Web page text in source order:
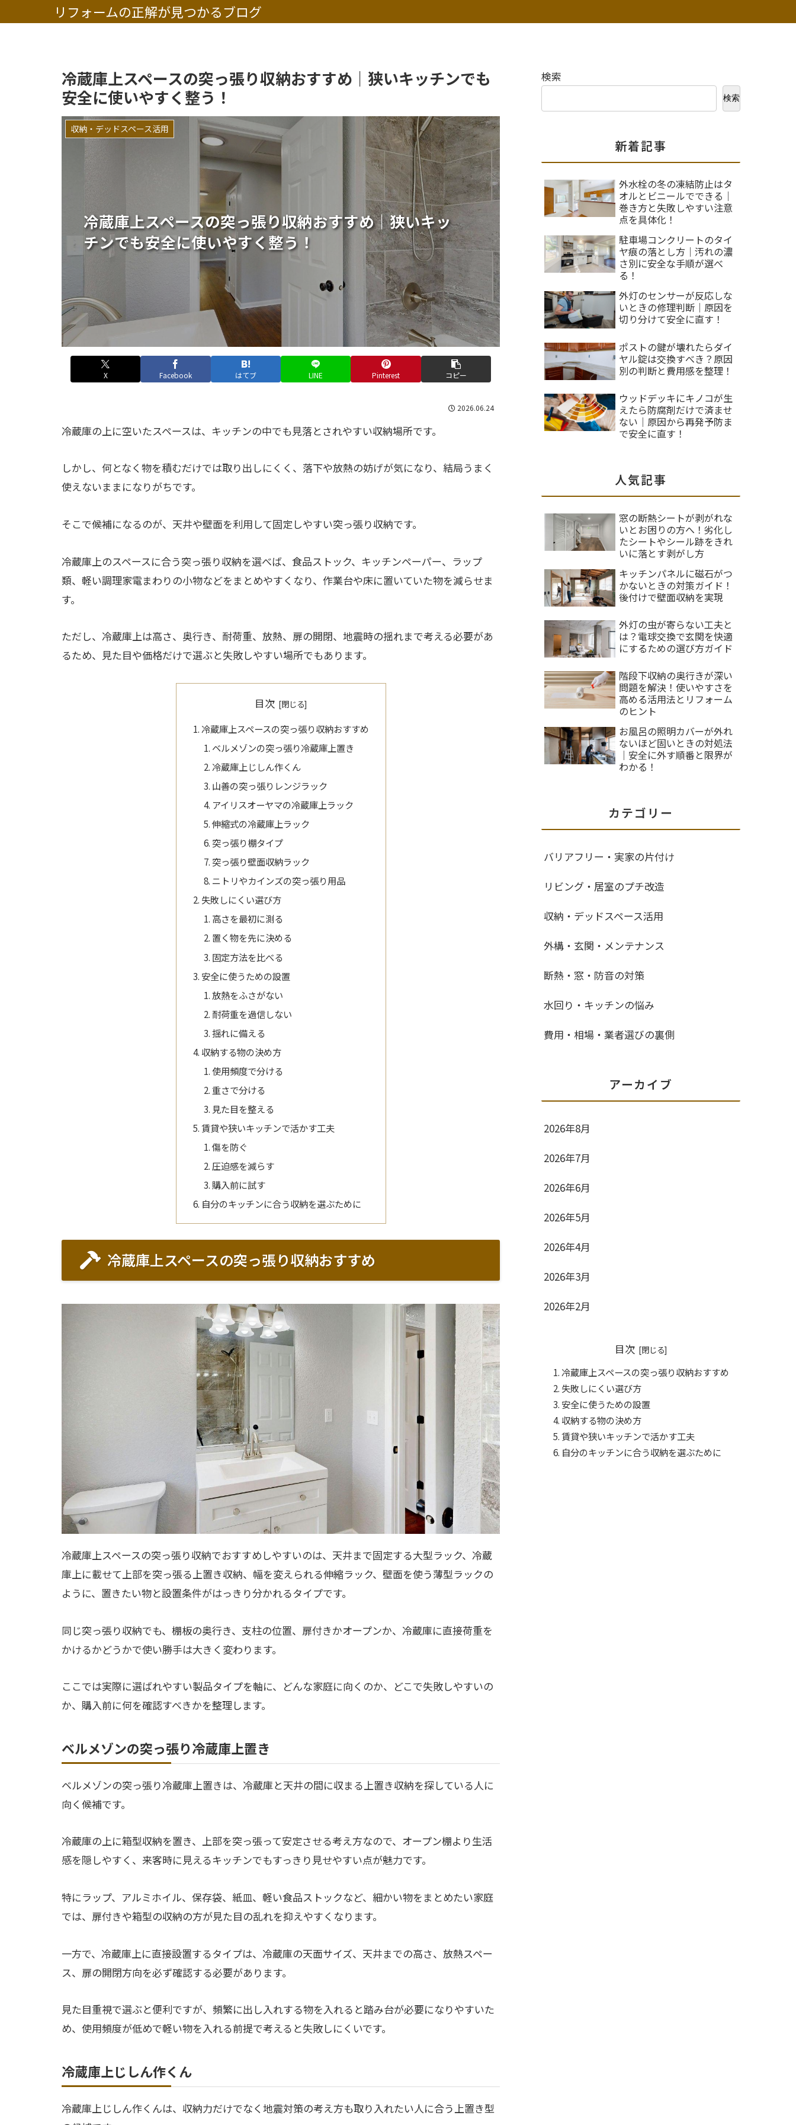
リフォームの正解が見つかるブログ
冷蔵庫上スペースの突っ張り収納おすすめ｜狭いキッチンでも
安全に使いやすく整う！
冷蔵庫上スペースの突っ張り収納おすすめ｜狭いキッ
チンでも安全に使いやすく整う！
収納・デッドスペース活用
X Facebook はてブ LINE Pinterest コピー
2026.06.24
冷蔵庫の上に空いたスペースは、キッチンの中でも見落とされやすい収納場所です。
しかし、何となく物を積むだけでは取り出しにくく、落下や放熱の妨げが気になり、結局うまく
使えないままになりがちです。
そこで候補になるのが、天井や壁面を利用して固定しやすい突っ張り収納です。
冷蔵庫上のスペースに合う突っ張り収納を選べば、食品ストック、キッチンペーパー、ラップ
類、軽い調理家電まわりの小物などをまとめやすくなり、作業台や床に置いていた物を減らせま
す。
ただし、冷蔵庫上は高さ、奥行き、耐荷重、放熱、扉の開閉、地震時の揺れまで考える必要があ
るため、見た目や価格だけで選ぶと失敗しやすい場所でもあります。
目次
冷蔵庫上スペースの突っ張り収納おすすめ
ベルメゾンの突っ張り冷蔵庫上置き
冷蔵庫上じしん作くん
山善の突っ張りレンジラック
アイリスオーヤマの冷蔵庫上ラック
伸縮式の冷蔵庫上ラック
突っ張り棚タイプ
突っ張り壁面収納ラック
ニトリやカインズの突っ張り用品
失敗しにくい選び方
高さを最初に測る
置く物を先に決める
固定方法を比べる
安全に使うための設置
放熱をふさがない
耐荷重を過信しない
揺れに備える
収納する物の決め方
使用頻度で分ける
重さで分ける
見た目を整える
賃貸や狭いキッチンで活かす工夫
傷を防ぐ
圧迫感を減らす
購入前に試す
自分のキッチンに合う収納を選ぶために
冷蔵庫上スペースの突っ張り収納おすすめ
冷蔵庫上スペースの突っ張り収納でおすすめしやすいのは、天井まで固定する大型ラック、冷蔵
庫上に載せて上部を突っ張る上置き収納、幅を変えられる伸縮ラック、壁面を使う薄型ラックの
ように、置きたい物と設置条件がはっきり分かれるタイプです。
同じ突っ張り収納でも、棚板の奥行き、支柱の位置、扉付きかオープンか、冷蔵庫に直接荷重を
かけるかどうかで使い勝手は大きく変わります。
ここでは実際に選ばれやすい製品タイプを軸に、どんな家庭に向くのか、どこで失敗しやすいの
か、購入前に何を確認すべきかを整理します。
ベルメゾンの突っ張り冷蔵庫上置き
ベルメゾンの突っ張り冷蔵庫上置きは、冷蔵庫と天井の間に収まる上置き収納を探している人に
向く候補です。
冷蔵庫の上に箱型収納を置き、上部を突っ張って安定させる考え方なので、オープン棚より生活
感を隠しやすく、来客時に見えるキッチンでもすっきり見せやすい点が魅力です。
特にラップ、アルミホイル、保存袋、紙皿、軽い食品ストックなど、細かい物をまとめたい家庭
では、扉付きや箱型の収納の方が見た目の乱れを抑えやすくなります。
一方で、冷蔵庫上に直接設置するタイプは、冷蔵庫の天面サイズ、天井までの高さ、放熱スペー
ス、扉の開閉方向を必ず確認する必要があります。
見た目重視で選ぶと便利ですが、頻繁に出し入れする物を入れると踏み台が必要になりやすいた
め、使用頻度が低めで軽い物を入れる前提で考えると失敗しにくいです。
冷蔵庫上じしん作くん
冷蔵庫上じしん作くんは、収納力だけでなく地震対策の考え方も取り入れたい人に合う上置き型
検索
検索
新着記事
外水栓の冬の凍結防止はタ
オルとビニールでできる｜
巻き方と失敗しやすい注意
点を具体化！
駐車場コンクリートのタイ
ヤ痕の落とし方｜汚れの濃
さ別に安全な手順が選べ
る！
外灯のセンサーが反応しな
いときの修理判断｜原因を
切り分けて安全に直す！
ポストの鍵が壊れたらダイ
ヤル錠は交換すべき？原因
別の判断と費用感を整理！
ウッドデッキにキノコが生
えたら防腐剤だけで済ませ
ない｜原因から再発予防ま
で安全に直す！
人気記事
窓の断熱シートが剥がれな
いとお困りの方へ！劣化し
たシートやシール跡をきれ
いに落とす剥がし方
キッチンパネルに磁石がつ
かないときの対策ガイド！
後付けで壁面収納を実現
外灯の虫が寄らない工夫と
は？電球交換で玄関を快適
にするための選び方ガイド
階段下収納の奥行きが深い
問題を解決！使いやすさを
高める活用法とリフォーム
のヒント
お風呂の照明カバーが外れ
ないほど固いときの対処法
｜安全に外す順番と限界が
わかる！
カテゴリー
バリアフリー・実家の片付け
リビング・居室のプチ改造
収納・デッドスペース活用
外構・玄関・メンテナンス
断熱・窓・防音の対策
水回り・キッチンの悩み
費用・相場・業者選びの裏側
アーカイブ
2026年8月
2026年7月
2026年6月
2026年5月
2026年4月
2026年3月
2026年2月
目次
冷蔵庫上スペースの突っ張り収納おすすめ
失敗しにくい選び方
安全に使うための設置
収納する物の決め方
賃貸や狭いキッチンで活かす工夫
自分のキッチンに合う収納を選ぶために